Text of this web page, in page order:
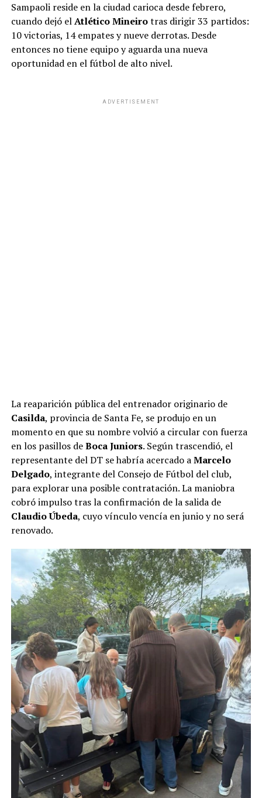
Sampaoli reside en la ciudad carioca desde febrero,
cuando dejó elAtlético Mineirotras dirigir 33 partidos:
10 victorias, 14 empates y nueve derrotas. Desde
entonces no tiene equipo y aguarda una nueva
oportunidad en el fútbol de alto nivel.
ADVERTISEMENT
La reaparición pública del entrenador originario de
Casilda, provincia de Santa Fe, se produjo en un
momento en que su nombre volvió a circular con fuerza
en los pasillos deBoca Juniors. Según trascendió, el
representante del DT se habría acercado aMarcelo
Delgado, integrante del Consejo de Fútbol del club,
para explorar una posible contratación. La maniobra
cobró impulso tras la confirmación de la salida de
Claudio Úbeda, cuyo vínculo vencía en junio y no será
renovado.